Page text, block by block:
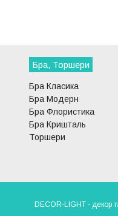
Бра, Торшери
Бра Класика
Бра Модерн
Бра Флористика
Бра Кришталь
Торшери